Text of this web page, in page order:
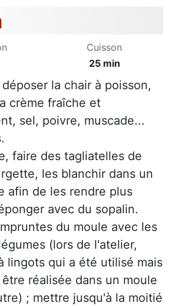
Cuisson
25 min
la chair à poisson,
crème fraîche et
sel, poivre, muscade...
faire des tagliatelles de
les blanchir dans un
afin de les rendre plus
avec du sopalin.
du moule avec les
(lors de l'atelier,
lingots qui a été utilisé mais
réalisée dans un moule
; mettre jusqu'à la moitié